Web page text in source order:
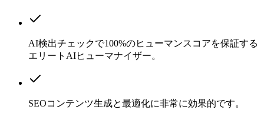
AI検出チェックで100%のヒューマンスコアを保証する
エリートAIヒューマナイザー。
SEOコンテンツ生成と最適化に非常に効果的です。